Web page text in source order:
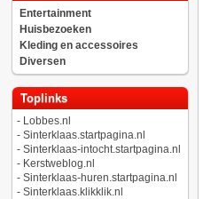
Entertainment
Huisbezoeken
Kleding en accessoires
Diversen
Toplinks
- Lobbes.nl
- Sinterklaas.startpagina.nl
- Sinterklaas-intocht.startpagina.nl
- Kerstweblog.nl
- Sinterklaas-huren.startpagina.nl
- Sinterklaas.klikklik.nl